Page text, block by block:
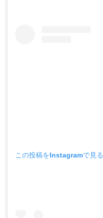
この投稿をInstagramで見る